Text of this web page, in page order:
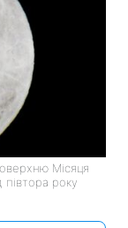
Місяця
року